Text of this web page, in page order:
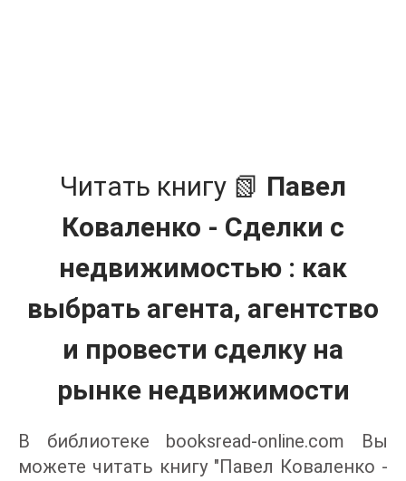
Читать книгу 📗 Павел
Коваленко - Сделки с
недвижимостью : как
выбрать агента, агентство
и провести сделку на
рынке недвижимости
В библиотеке booksread-online.com Вы
можете читать книгу "Павел Коваленко -